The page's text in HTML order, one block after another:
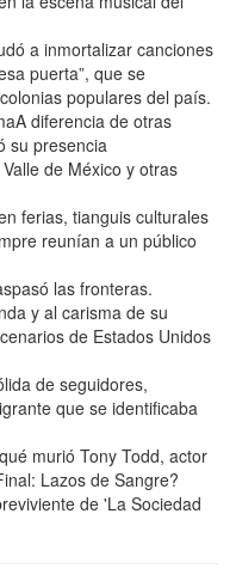
a inmortalizar canciones
puerta”, que se
populares del país.
diferencia de otras
su presencia
de México y otras
ferias, tianguis culturales
reunían a un público
las fronteras.
y al carisma de su
de Estados Unidos
de seguidores,
que se identificaba
murió Tony Todd, actor
Lazos de Sangre?
de 'La Sociedad